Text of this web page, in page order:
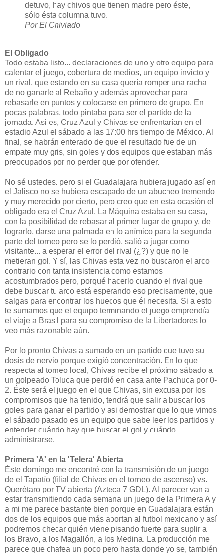
detuvo, hay chivos que tienen madre pero éste,
sólo ésta columna tuvo.
Por El Chiviado
El Obligado
Todo estaba listo... declaraciones de uno y otro equipo para
calentar el juego, cobertura de medios, un equipo invicto y
un rival, que estando en su casa quería romper una racha
de no ganarle al Rebaño y además aprovechar para
rebasarle en puntos y colocarse en primero de grupo. En
pocas palabras, todo pintaba para ser el partido de la
jornada. Asi es, Cruz Azul y Chivas se enfrentarían en el
estadio Azul el sábado a las 17:00 hrs tiempo de México. Al
final, se habrán enterado de que el resultado fue de un
empate muy gris, sin goles y dos equipos que estaban más
preocupados por no perder que por ofender.
No sé ustedes, pero si el Guadalajara hubiera jugado así en
el Jalisco no se hubiera escapado de un abucheo tremendo
y muy merecido por cierto, pero creo que en esta ocasión el
obligado era el Cruz Azul. La Máquina estaba en su casa,
con la posibilidad de rebasar al primer lugar de grupo y, de
lograrlo, darse una palmada en lo anímico para la segunda
parte del torneo pero se lo perdió, salió a jugar como
visitante... a esperar el error del rival (¿?) y que no le
metieran gol. Y sí, las Chivas esta vez no buscaron el arco
contrario con tanta insistencia como estamos
acostumbrados pero, porqué hacerlo cuando el rival que
debe buscar tu arco está esperando eso precisamente, que
salgas para encontrar los huecos que él necesita. Si a esto
le sumamos que el equipo terminando el juego emprendía
el viaje a Brasil para su compromiso de la Libertadores lo
veo más razonable aún.
Por lo pronto Chivas a sumado en un partido que tuvo su
dosis de nervio porque exigió concentración. En lo que
respecta al torneo local, Chivas recibe el próximo sábado a
un golpeado Toluca que perdió en casa ante Pachuca por 0-
2. Éste será el juego en el que Chivas, sin excusa por los
compromisos que ha tenido, tendrá que salir a buscar los
goles para ganar el partido y asi demostrar que lo que vimos
el sábado pasado es un equipo que sabe leer los partidos y
entender cuándo hay que buscar el gol y cuándo
administrarse.
Primera 'A' en la 'Telera' Abierta
Éste domingo me encontré con la transmisión de un juego
de el Tapatío (filial de Chivas en el torneo de ascenso) vs.
Querétaro por TV abierta (Azteca 7 GDL). Al parecer van a
estar transmitiendo cada semana un juego de la Primera A y
a mi me parece bastante bien porque en Guadalajara están
dos de los equipos que más aportan al futbol mexicano y así
podremos checar quién viene pisando fuerte para suplir a
los Bravo, a los Magallón, a los Medina. La producción me
parece que chafea un poco pero hasta donde yo se, también